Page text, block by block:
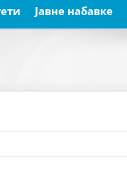
Јавне набавке